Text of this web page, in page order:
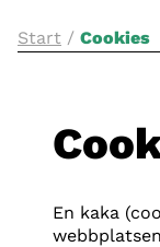
Start / Cookies
En kaka